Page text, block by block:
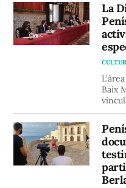
La
Baix